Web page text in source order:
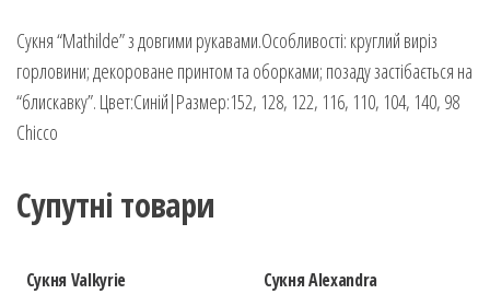
Сукня “Mathilde” з довгими рукавами.Особливості: круглий виріз
горловини; декороване принтом та оборками; позаду застібається на
“блискавку”. Цвет:Синій|Размер:152, 128, 122, 116, 110, 104, 140, 98
Chicco
Супутні товари
Сукня Valkyrie Сукня Alexandra